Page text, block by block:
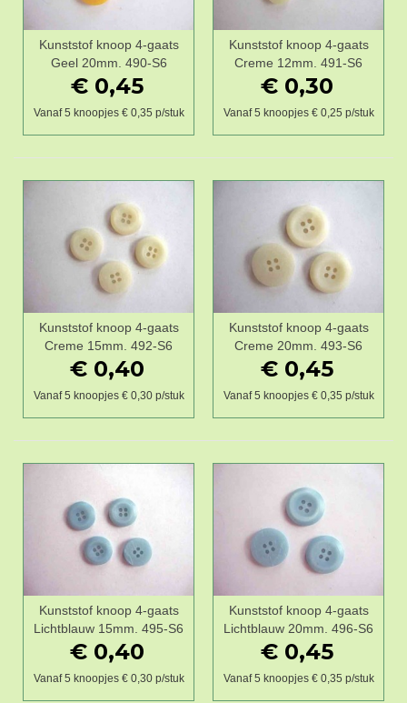
Kunststof knoop 4-gaats
Geel 20mm. 490-S6
€ 0,45
Vanaf 5 knoopjes € 0,35 p/stuk
Kunststof knoop 4-gaats
Creme 12mm. 491-S6
€ 0,30
Vanaf 5 knoopjes € 0,25 p/stuk
Kunststof knoop 4-gaats
Creme 15mm. 492-S6
€ 0,40
Vanaf 5 knoopjes € 0,30 p/stuk
Kunststof knoop 4-gaats
Creme 20mm. 493-S6
€ 0,45
Vanaf 5 knoopjes € 0,35 p/stuk
Kunststof knoop 4-gaats
Lichtblauw 15mm. 495-S6
€ 0,40
Vanaf 5 knoopjes € 0,30 p/stuk
Kunststof knoop 4-gaats
Lichtblauw 20mm. 496-S6
€ 0,45
Vanaf 5 knoopjes € 0,35 p/stuk